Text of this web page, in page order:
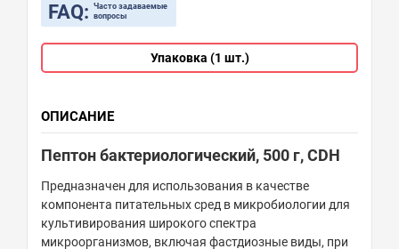
FAQ: Часто задаваемые
вопросы
Упаковка (1 шт.)
ОПИСАНИЕ
Пептон бактериологический, 500 г, CDH
Предназначен для использования в качестве
компонента питательных сред в микробиологии для
культивирования широкого спектра
микроорганизмов, включая фастдиозные виды, при